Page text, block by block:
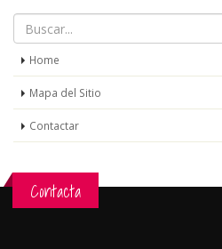
Home
Mapa del Sitio
Contactar
Contacta